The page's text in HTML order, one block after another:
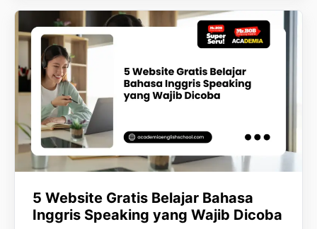
5 Website Gratis Belajar Bahasa
Inggris Speaking yang Wajib Dicoba